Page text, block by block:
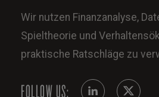
Wir nutzen Finanzanalyse,
Spieltheorie und
praktische Ratschläge zu
FOLLOW US: